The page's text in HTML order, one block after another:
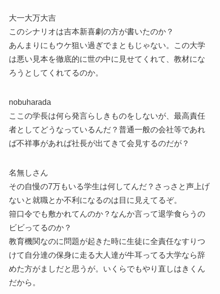
大一大万大吉
このシナリオは吉本新喜劇の方が書いたのか？
あんまりにもウケ狙い過ぎでまともじゃない。この大学
は悪い見本を徹底的に世の中に見せてくれて、教材にな
ろうとしてくれてるのか。
nobuharada
ここの学長は何ら発言らしきものをしないが、最高責任
者としてどうなっているんだ？普通一般の会社等であれ
ば不祥事があれば社長が出てきて会見するのだが？
名無しさん
その自慢の7万もいる学生は何してんだ？さっさと声上げ
ないと就職とか不利になるのは目に見えてるぞ。
箝口令でも敷かれてんのか？なんか言って退学食らうの
ビビってるのか？
教育機関なのに問題が起きた時に生徒に全責任なすりつ
けて自分達の保身に走る大人達が牛耳ってる大学なら辞
めた方がましだと思うが。いくらでもやり直しはきくん
だから。